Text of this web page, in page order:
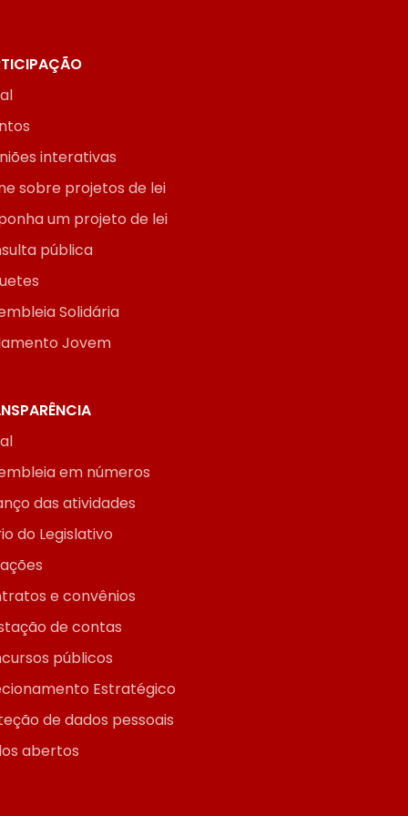
interativas
sobre projetos de lei
um projeto de lei
pública
Solidária
Jovem
em números
das atividades
do Legislativo
e convênios
de contas
públicos
Estratégico
de dados pessoais
abertos